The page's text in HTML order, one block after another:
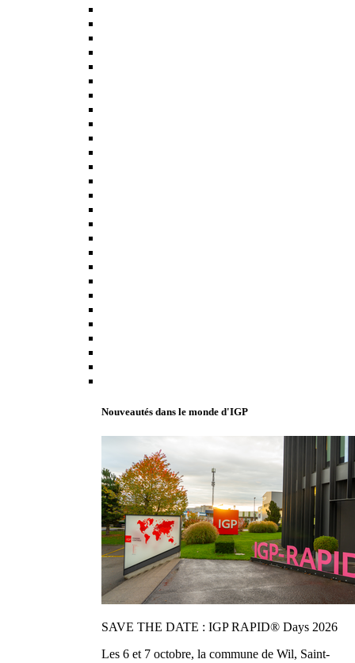
Nouveautés dans le monde d'IGP
SAVE THE DATE : IGP RAPID® Days 2026
Les 6 et 7 octobre, la commune de Wil, Saint-